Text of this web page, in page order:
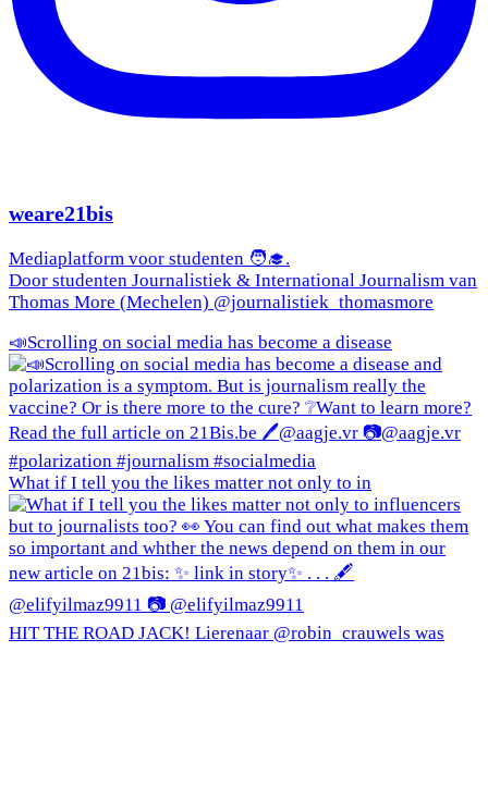
weare21bis
Mediaplatform voor studenten 🧑‍🎓.
Door studenten Journalistiek & International Journalism van
Thomas More (Mechelen) @journalistiek_thomasmore
📣Scrolling on social media has become a disease
What if I tell you the likes matter not only to in
HIT THE ROAD JACK! Lierenaar @robin_crauwels was